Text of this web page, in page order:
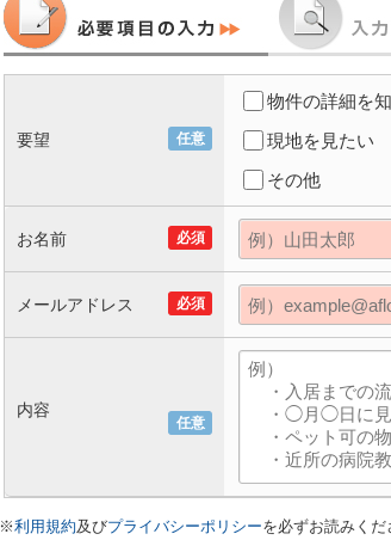
任意
要望
物件の詳細を
現地を見たい
その他
必須
お名前
必須
メールアドレス
任意
内容
※利用規約及びプライバシーポリシーを必ずお読みく